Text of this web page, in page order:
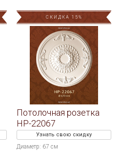
СКИДКА 15%
Потолочная розетка
HP-22067
Узнать свою скидку
Диаметр: 67 см